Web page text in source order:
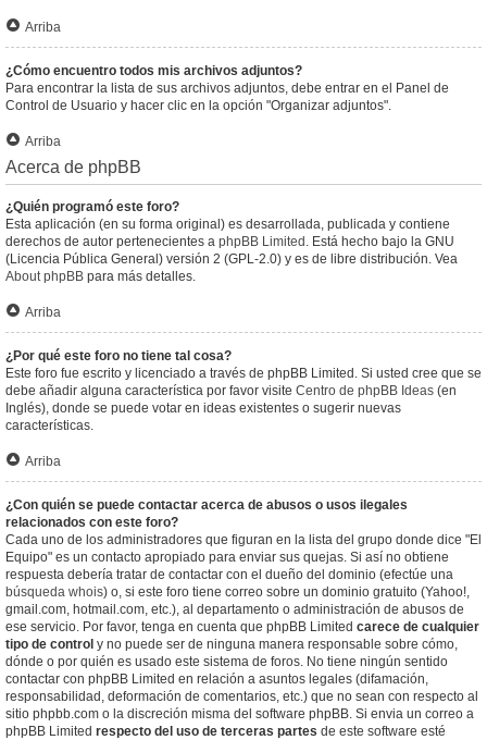
Arriba
¿Cómo encuentro todos mis archivos adjuntos?
Para encontrar la lista de sus archivos adjuntos, debe entrar en el Panel de
Control de Usuario y hacer clic en la opción "Organizar adjuntos".
Arriba
Acerca de phpBB
¿Quién programó este foro?
Esta aplicación (en su forma original) es desarrollada, publicada y contiene
derechos de autor pertenecientes a phpBB Limited . Está hecho bajo la GNU
(Licencia Pública General) versión 2 (GPL-2.0) y es de libre distribución. Vea
About phpBB para más detalles.
Arriba
¿Por qué este foro no tiene tal cosa?
Este foro fue escrito y licenciado a través de phpBB Limited. Si usted cree que se
debe añadir alguna característica por favor visite Centro de phpBB Ideas (en
Inglés), donde se puede votar en ideas existentes o sugerir nuevas
características.
Arriba
¿Con quién se puede contactar acerca de abusos o usos ilegales
relacionados con este foro?
Cada uno de los administradores que figuran en la lista del grupo donde dice "El
Equipo" es un contacto apropiado para enviar sus quejas. Si así no obtiene
respuesta debería tratar de contactar con el dueño del dominio (efectúe una
búsqueda whois) o, si este foro tiene correo sobre un dominio gratuito (Yahoo!,
gmail.com, hotmail.com, etc.), al departamento o administración de abusos de
ese servicio. Por favor, tenga en cuenta que phpBB Limited carece de cualquier
tipo de control y no puede ser de ninguna manera responsable sobre cómo,
dónde o por quién es usado este sistema de foros. No tiene ningún sentido
contactar con phpBB Limited en relación a asuntos legales (difamación,
responsabilidad, deformación de comentarios, etc.) que no sean con respecto al
sitio phpbb.com o la discreción misma del software phpBB. Si envia un correo a
phpBB Limited respecto del uso de terceras partes de este software esté